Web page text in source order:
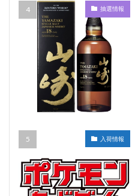
抽選情報
入荷情報